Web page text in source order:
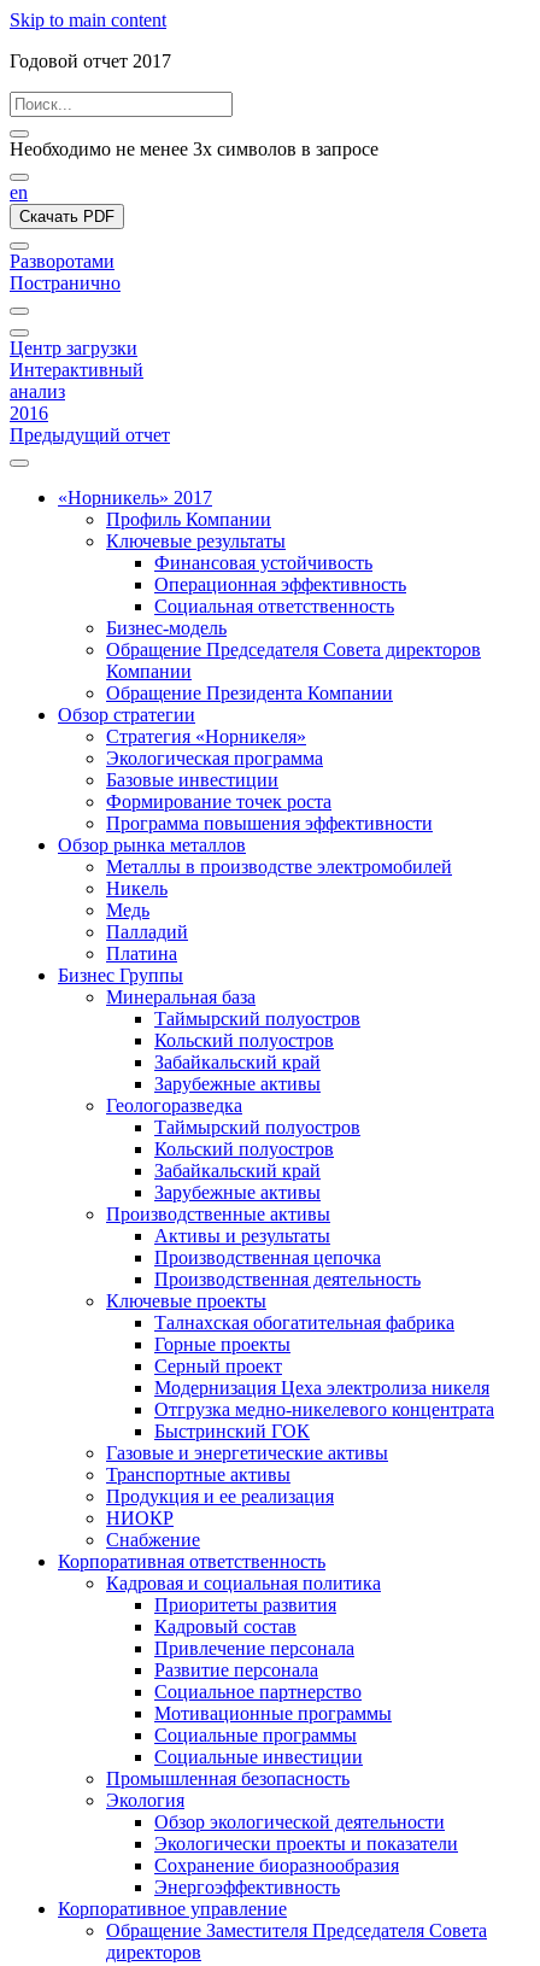
Skip to main content
Годовой отчет 2017
Необходимо не менее 3х символов в запросе
en
Скачать PDF
Разворотами
Постранично
Центр загрузки
Интерактивный
анализ
2016
Предыдущий отчет
«Норникель» 2017
Профиль Компании
Ключевые результаты
Финансовая устойчивость
Операционная эффективность
Социальная ответственность
Бизнес-модель
Обращение Председателя Совета директоров
Компании
Обращение Президента Компании
Обзор стратегии
Стратегия «Норникеля»
Экологическая программа
Базовые инвестиции
Формирование точек роста
Программа повышения эффективности
Обзор рынка металлов
Металлы в производстве электромобилей
Никель
Медь
Палладий
Платина
Бизнес Группы
Минеральная база
Таймырский полуостров
Кольский полуостров
Забайкальский край
Зарубежные активы
Геологоразведка
Таймырский полуостров
Кольский полуостров
Забайкальский край
Зарубежные активы
Производственные активы
Активы и результаты
Производственная цепочка
Производственная деятельность
Ключевые проекты
Талнахская обогатительная фабрика
Горные проекты
Серный проект
Модернизация Цеха электролиза никеля
Отгрузка медно-никелевого концентрата
Быстринский ГОК
Газовые и энергетические активы
Транспортные активы
Продукция и ее реализация
НИОКР
Снабжение
Корпоративная ответственность
Кадровая и социальная политика
Приоритеты развития
Кадровый состав
Привлечение персонала
Развитие персонала
Социальное партнерство
Мотивационные программы
Социальные программы
Социальные инвестиции
Промышленная безопасность
Экология
Обзор экологической деятельности
Экологически проекты и показатели
Сохранение биоразнообразия
Энергоэффективность
Корпоративное управление
Обращение Заместителя Председателя Совета
директоров